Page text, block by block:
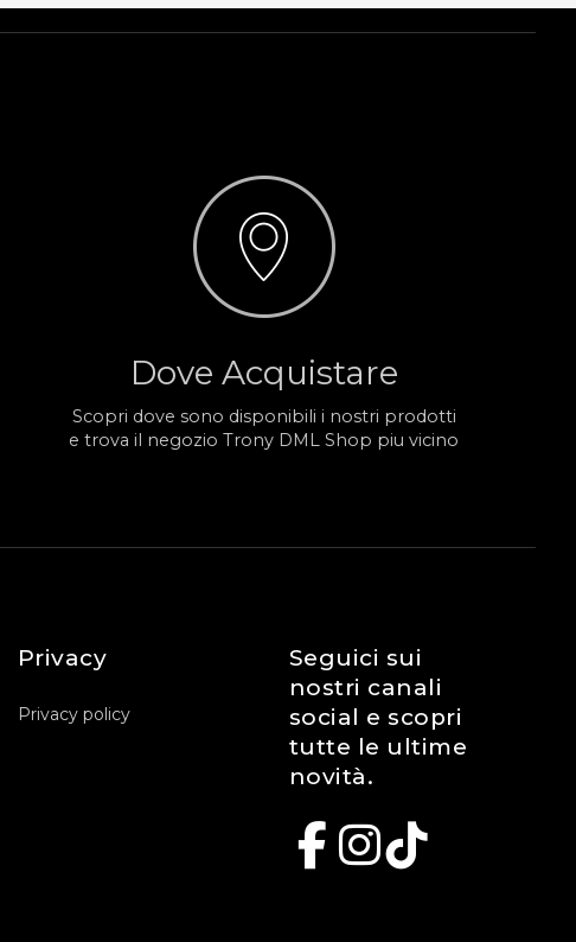
Dove Acquistare
Scopri dove sono disponibili i nostri prodotti
e trova il negozio Trony DML Shop piu vicino
Privacy
Privacy policy
Seguici sui
nostri canali
social e scopri
tutte le ultime
novità.